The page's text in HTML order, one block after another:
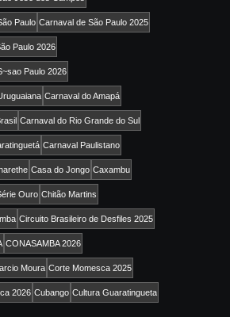
Paulo Carnaval de São Paulo 2025
Paulo 2026
Paulo 2026
Carnaval do Amapá
Carnaval do Rio Grande do Sul
Carnaval Paulistano
Casa do Jongo Caxambu
Ouro Chitão Martins
Circuito Brasileiro de Desfiles 2025
CONASAMBA 2026
Moura Corte Momesca 2025
2026 Cubango Cultura Guaratingueta